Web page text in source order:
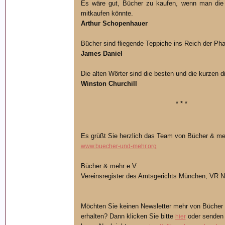
Es wäre gut, Bücher zu kaufen, wenn man
mitkaufen könnte.
Arthur Schopenhauer
Bücher sind fliegende Teppiche ins Reich der
James Daniel
Die alten Wörter sind die besten und die kurzen
Winston Churchill
* * *
Es grüßt Sie herzlich das Team von Bücher &
www.buecher-und-mehr.org
Bücher & mehr e.V.
Vereinsregister des Amtsgerichts München, VR
Möchten Sie keinen Newsletter mehr von
erhalten? Dann klicken Sie bitte hieroder senden